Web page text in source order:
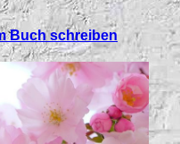
Buch schreiben